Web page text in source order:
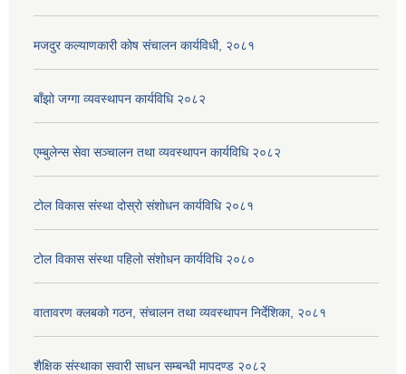
मजदुर कल्याणकारी कोष संचालन कार्यविधी, २०८१
बाँझो जग्गा व्यवस्थापन कार्यविधि २०८२
एम्बुलेन्स सेवा सञ्चालन तथा व्यवस्थापन कार्यविधि २०८२
टोल विकास संस्था दोस्रो संशोधन कार्यविधि २०८१
टोल विकास संस्था पहिलो संशोधन कार्यविधि २०८०
वातावरण क्लबको गठन, संचालन तथा व्यवस्थापन निर्देशिका, २०८१
शैक्षिक संस्थाका सवारी साधन सम्बन्धी मापदण्ड २०८२